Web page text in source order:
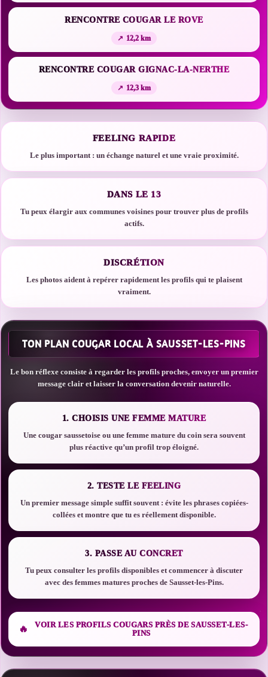
RENCONTRE COUGAR LE ROVE
12,2 km
RENCONTRE COUGAR GIGNAC-LA-NERTHE
12,3 km
FEELING RAPIDE
Le plus important : un échange naturel et une vraie proximité.
DANS LE 13
Tu peux élargir aux communes voisines pour trouver plus de profils
actifs.
DISCRÉTION
Les photos aident à repérer rapidement les profils qui te plaisent
vraiment.
TON PLAN COUGAR LOCAL À SAUSSET-LES-PINS
Le bon réflexe consiste à regarder les profils proches, envoyer un premier
message clair et laisser la conversation devenir naturelle.
1. CHOISIS UNE FEMME MATURE
Une cougar saussetoise ou une femme mature du coin sera souvent
plus réactive qu’un profil trop éloigné.
2. TESTE LE FEELING
Un premier message simple suffit souvent : évite les phrases copiées-
collées et montre que tu es réellement disponible.
3. PASSE AU CONCRET
Tu peux consulter les profils disponibles et commencer à discuter
avec des femmes matures proches de Sausset-les-Pins.
VOIR LES PROFILS COUGARS PRÈS DE SAUSSET-LES-
PINS